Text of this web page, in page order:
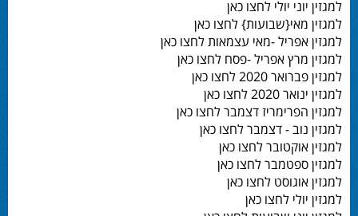
למגזין יוני יולי לחצו כאן
למגזין מאי{שבועות} לחצו כאן
למגזין אפריל -מאי עצמאות לחצו כאן
למגזין מרץ אפריל -פסח לחצו כאן
למגזין פברואר 2020 לחצו כאן
למגזין ינואר 2020 לחצו כאן
למגזין הפרימריז דצמבר לחצו כאן
למגזין נוב - דצמבר לחצו כאן
למגזין אוקטובר לחצו כאן
למגזין ספטמבר לחצו כאן
למגזין אוגוסט לחצו כאן
למגזין יולי לחצו כאן